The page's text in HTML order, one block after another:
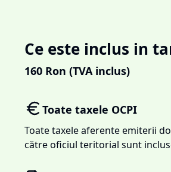
Ce este inclus in
160 Ron (TVA inclus)
Toate taxele OCPI
Toate taxele aferente emiterii
către oficiul teritorial sunt